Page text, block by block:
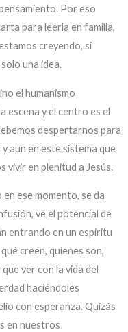
Por eso
para leerla en familia,
creyendo, si
una idea.
el humanismo
escena y el centro es el
despertarnos para
aun en este sistema que
vivir en plenitud a Jesús.
ese momento, se da
ve el potencial de
entrando en un espíritu
creen, quienes son,
ver con la vida del
haciéndoles
con esperanza. Quizás
en nuestros